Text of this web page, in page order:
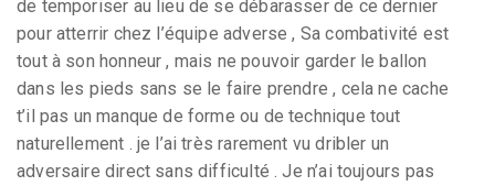
de temporiser au lieu de se débarasser de ce dernier
pour atterrir chez l’équipe adverse , Sa combativité est
tout à son honneur , mais ne pouvoir garder le ballon
dans les pieds sans se le faire prendre , cela ne cache
t’il pas un manque de forme ou de technique tout
naturellement . je l’ai très rarement vu dribler un
adversaire direct sans difficulté . Je n’ai toujours pas